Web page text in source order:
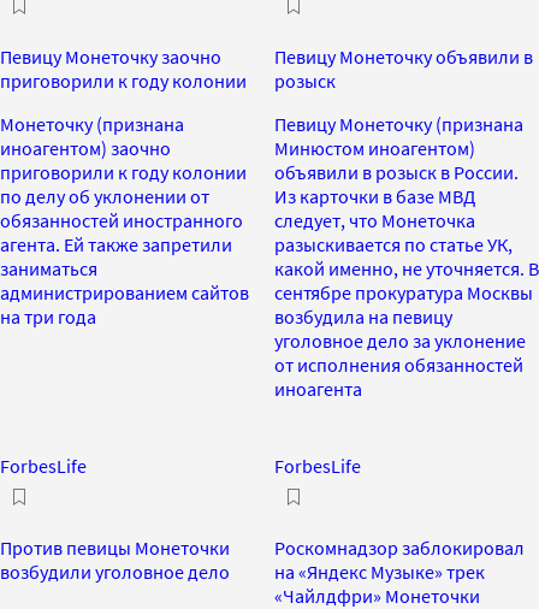
Певицу Монеточку заочно
приговорили к году колонии
Монеточку (признана
иноагентом) заочно
приговорили к году колонии
по делу об уклонении от
обязанностей иностранного
агента. Ей также запретили
заниматься
администрированием сайтов
на три года
Певицу Монеточку объявили в
розыск
Певицу Монеточку (признана
Минюстом иноагентом)
объявили в розыск в России.
Из карточки в базе МВД
следует, что Монеточка
разыскивается по статье УК,
какой именно, не уточняется. В
сентябре прокуратура Москвы
возбудила на певицу
уголовное дело за уклонение
от исполнения обязанностей
иноагента
ForbesLife
Против певицы Монеточки
возбудили уголовное дело
ForbesLife
Роскомнадзор заблокировал
на «Яндекс Музыке» трек
«Чайлдфри» Монеточки